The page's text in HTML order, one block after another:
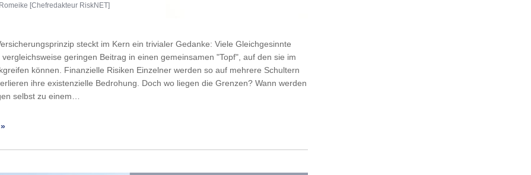
[Chefredakteur RiskNET]
steckt im Kern ein trivialer Gedanke: Viele Gleichgesinnte
geringen Beitrag in einen gemeinsamen "Topf", auf den sie im
können. Finanzielle Risiken Einzelner werden so auf mehrere Schultern
ihre existenzielle Bedrohung. Doch wo liegen die Grenzen? Wann werden
selbst zu einem…